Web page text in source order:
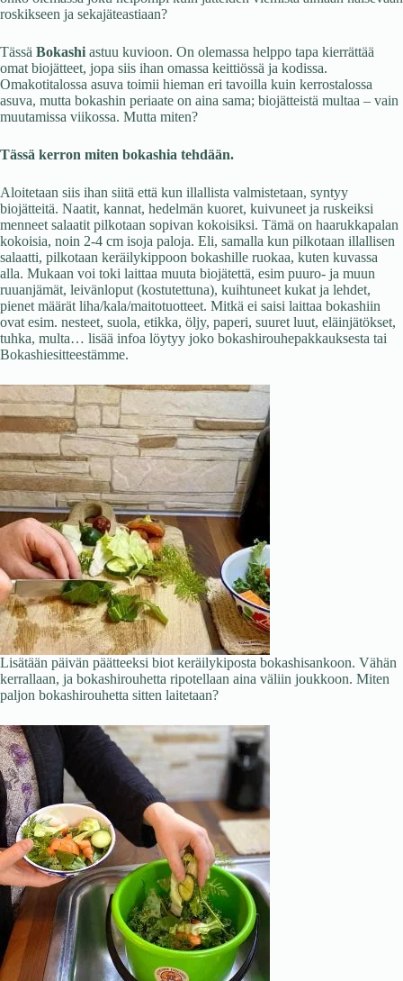
roskikseen ja sekajäteastiaan?
Tässä Bokashi astuu kuvioon. On olemassa helppo tapa kierrättää
omat biojätteet, jopa siis ihan omassa keittiössä ja kodissa.
Omakotitalossa asuva toimii hieman eri tavoilla kuin kerrostalossa
asuva, mutta bokashin periaate on aina sama; biojätteistä multaa – vain
muutamissa viikossa. Mutta miten?
Tässä kerron miten bokashia tehdään.
Aloitetaan siis ihan siitä että kun illallista valmistetaan, syntyy
biojätteitä. Naatit, kannat, hedelmän kuoret, kuivuneet ja ruskeiksi
menneet salaatit pilkotaan sopivan kokoisiksi. Tämä on haarukkapalan
kokoisia, noin 2-4 cm isoja paloja. Eli, samalla kun pilkotaan illallisen
salaatti, pilkotaan keräilykippoon bokashille ruokaa, kuten kuvassa
alla. Mukaan voi toki laittaa muuta biojätettä, esim puuro- ja muun
ruuanjämät, leivänloput (kostutettuna), kuihtuneet kukat ja lehdet,
pienet määrät liha/kala/maitotuotteet. Mitkä ei saisi laittaa bokashiin
ovat esim. nesteet, suola, etikka, öljy, paperi, suuret luut, eläinjätökset,
tuhka, multa… lisää infoa löytyy joko bokashirouhepakkauksesta tai
Bokashiesitteestämme.
Lisätään päivän päätteeksi biot keräilykiposta bokashisankoon. Vähän
kerrallaan, ja bokashirouhetta ripotellaan aina väliin joukkoon. Miten
paljon bokashirouhetta sitten laitetaan?